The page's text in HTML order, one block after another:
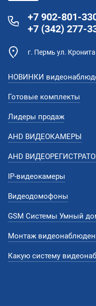
+7 902-801-
+7 (342) 277-
г. Пермь ул.
НОВИНКИ
Готовые комплекты
Лидеры продаж
AHD ВИДЕОКАМЕРЫ
AHD
IP-видеокамеры
Видеодомофоны
GSM Системы Умный
Монтаж
Какую систему